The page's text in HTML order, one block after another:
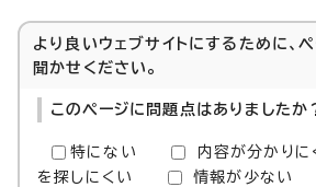
より良いウェブサイトにするために、
聞かせください。
このページに問題点はありましたか
特にない 内容が分かりに
を探しにくい
情報が少ない